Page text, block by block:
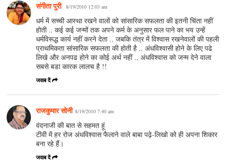
संगीता पुरी 8/19/2010 12:03 am
धर्म में सच्‍ची आस्‍था रखने वालों को सांसारिक सफलता की इतनी चिंता नहीं
होती .. कई कई जन्‍मों तक अपने कर्म के अनुसार फल पाने का भय उन्‍हें
धर्मविरूद्ध कार्य नहीं करने देता .. जबकि तंत्र में विश्‍वास रखनेवालों की पहली
प्राथमिकता सांसारिक सफलता की होती है .. अंधविश्‍वासी होने के लिए पढे
लिखे और अनपढ होने का कोई अर्थ नहीं .. अंधविश्‍वास को जन्‍म देने वाला
सबसे बडा कारक लालच है !!
जवाब दें
राजकुमार सोनी 8/19/2010 7:40 am
वंदनाजी की बात से सहमत हूं
टीवी में हर रोज अंधविश्वास फैलाने वाले बाबा पढ़े-लिखो को ही अपना शिकार
बना रहे हैं।
जवाब दें